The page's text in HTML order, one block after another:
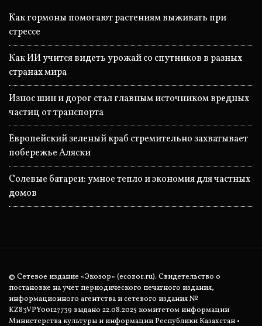
Как гормоны помогают растениям выживать при
стрессе
Как ИИ учится видеть урожай со спутников в разных
странах мира
Износ шин и дорог стал главным источником вредных
частиц от транспорта
Европейский зеленый краб стремительно захватывает
побережье Аляски
Солевые батареи: умное тепло и экономия для частных
домов
© Сетевое издание «Экозор» (ecozor.ru). Свидетельство о
постановке на учет периодического печатного издания,
информационного агентства и сетевого издания №
KZ83VPY00127739 выдано 22.08.2025 комитетом информации
Министерства культуры и информации Республики Казахстан •